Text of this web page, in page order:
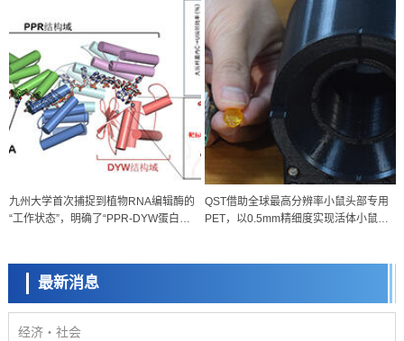
辟道路
九州大学首次捕捉到植物RNA编辑酶的
“工作状态”，明确了“PPR-DYW蛋白质”
QST借助全球最高分辨率小鼠头部专用
PET，以0.5mm精细度实现活体小鼠脑
最新消息
日本科研费增设国际共同研究强化新类别，促进青年研究人员赴海外开
展研究
科学研究
开发出300亿年仅误差1秒的光晶格钟，构建网络将其打造为下一代社会
基础设施
经济・社会